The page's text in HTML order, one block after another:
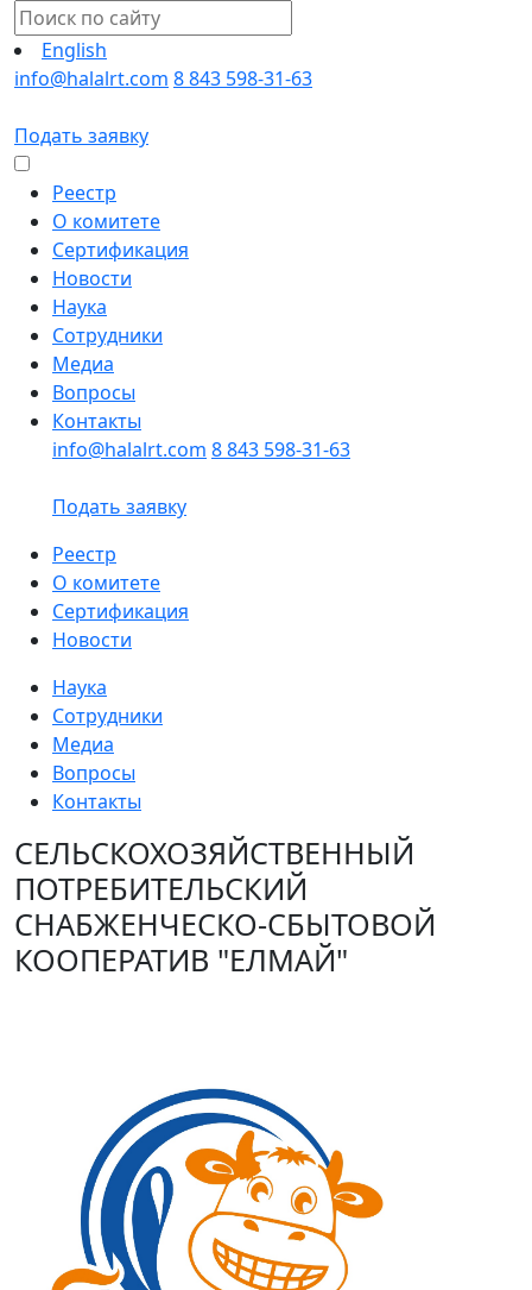
English
info@halalrt.com 8 843 598-31-63
Подать заявку
Реестр
О комитете
Сертификация
Новости
Наука
Сотрудники
Медиа
Вопросы
Контакты
info@halalrt.com 8 843 598-31-63
Подать заявку
Реестр
О комитете
Сертификация
Новости
Наука
Сотрудники
Медиа
Вопросы
Контакты
СЕЛЬСКОХОЗЯЙСТВЕННЫЙ
ПОТРЕБИТЕЛЬСКИЙ
СНАБЖЕНЧЕСКО-СБЫТОВОЙ
КООПЕРАТИВ "ЕЛМАЙ"